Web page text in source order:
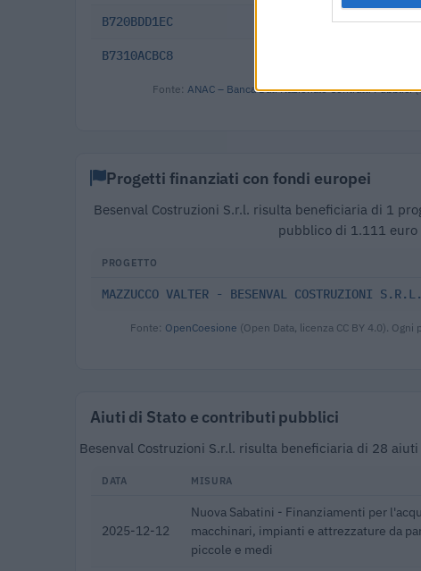
B720BDD1EC 2025-06-26
B7310ACBC8
Fonte: ANAC – Banca Dati Nazionale Contratti Pubblici
Progetti finanziati con fondi europei
Besenval Costruzioni S.r.l. risulta beneficiaria di 1
pubblico di 1.111
PROGETTO
MAZZUCCO VALTER - BESENVAL COSTRUZIONI S.R.L.
Fonte: OpenCoesione (Open Data, licenza CC BY 4.0).
Aiuti di Stato e contributi pubblici
Besenval Costruzioni S.r.l. risulta beneficiaria di 28
DATA MISURA
2025-12-12
Nuova Sabatini - Finanziamenti per
macchinari, impianti e attrezzature da
piccole e medi